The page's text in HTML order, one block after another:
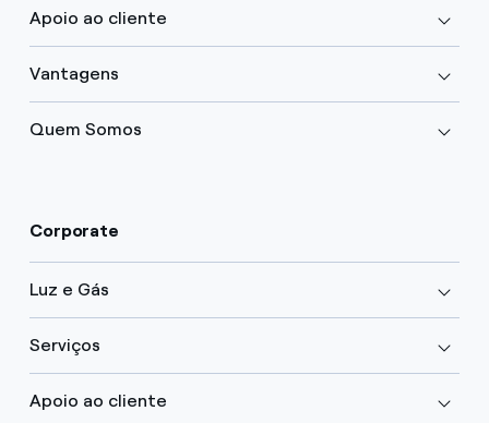
Apoio ao cliente
Vantagens
Quem Somos
Corporate
Luz e Gás
Serviços
Apoio ao cliente